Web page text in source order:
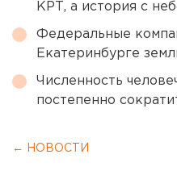
КРТ, а история с
Федеральные
Екатеринбурге
Численность
постепенно
← НОВОСТИ